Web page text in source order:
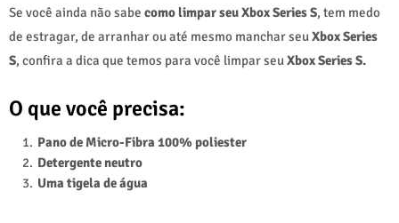
Se você ainda não sabe como limpar seu Xbox Series S, tem medo
de estragar, de arranhar ou até mesmo manchar seuXbox Series
S, confira a dica que temos para você limpar seuXbox Series S.
O que você precisa:
Pano de Micro-Fibra 100% poliester
Detergente neutro
Uma tigela de água